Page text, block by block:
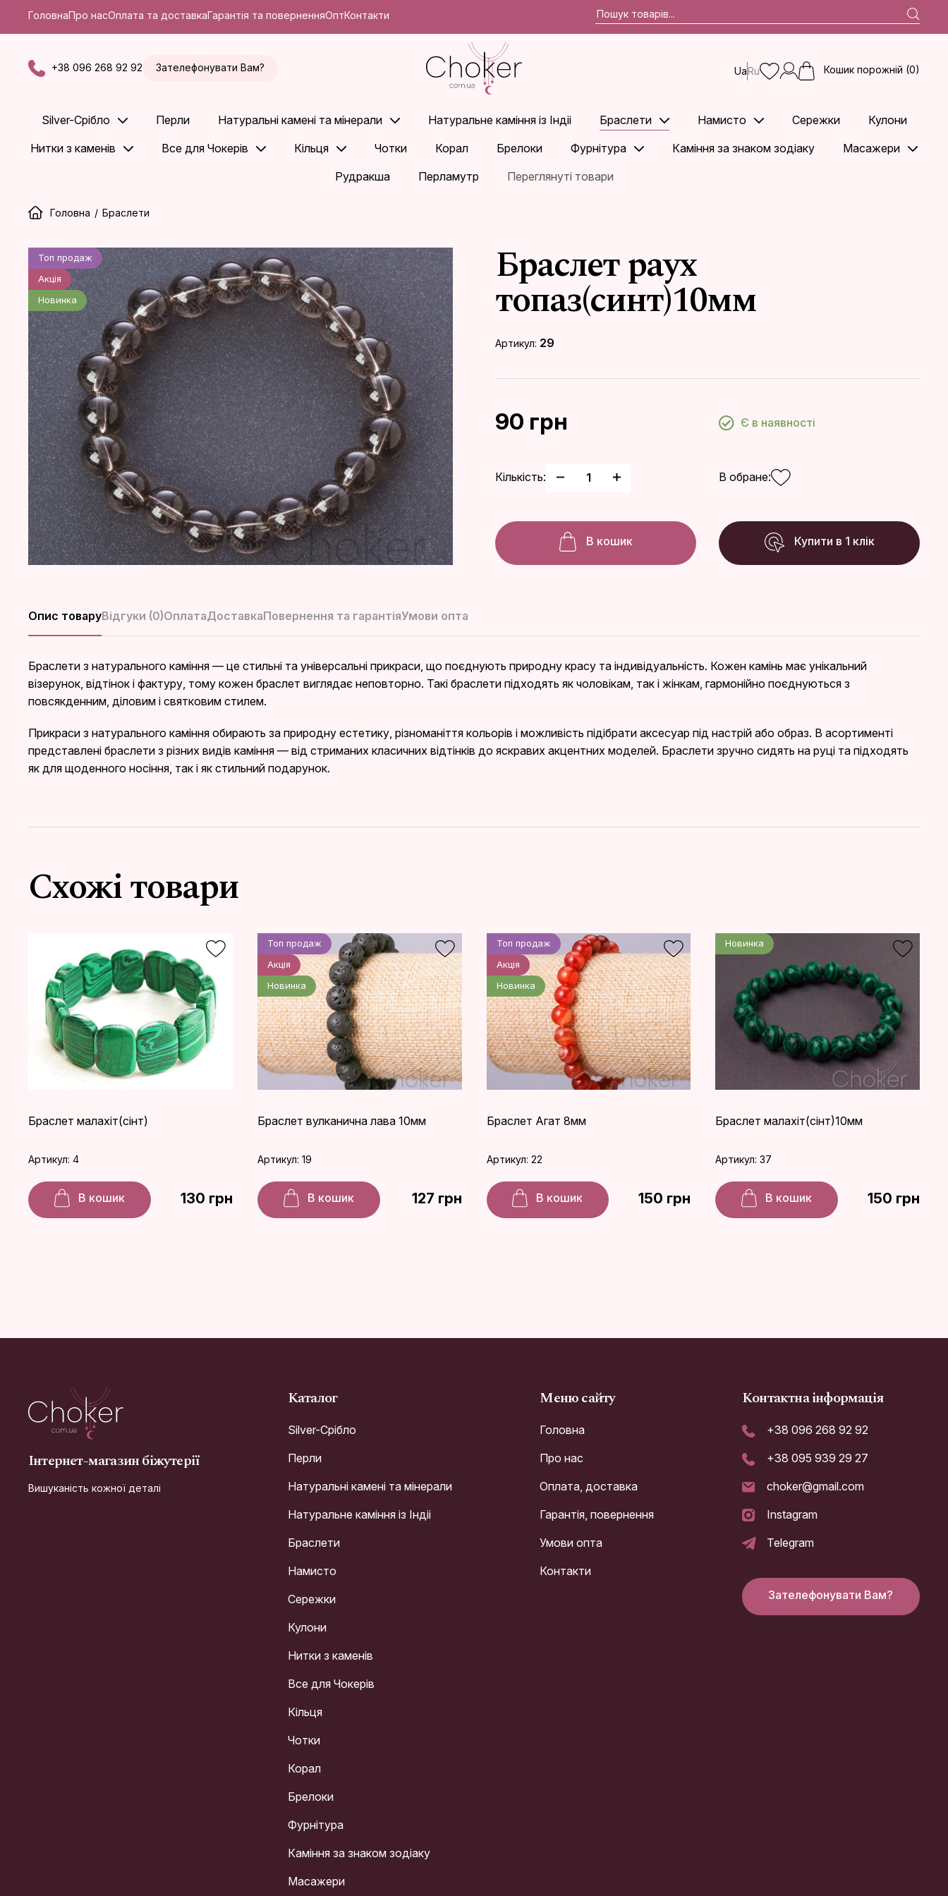
ГоловнаПро насОплата та доставкаГарантія та поверненняОптКонтакти
+38 096 268 92 92 Зателефонувати Вам? UaRu Кошик порожній (0)
Silver-Срібло Перли Натуральні камені та мінерали Натуральне каміння із Індіі Браслети Намисто Сережки
Кулони
Нитки з каменів
Все для Чокерів Кільця Чотки Корал Брелоки Фурнітура Каміння за знаком зодіаку
Масажери
Рудракша
Перламутр Переглянуті товари
Головна / Браслети
Топ продаж
Акція
Новинка
Браслет раух
топаз(синт)10мм
Артикул: 29
90 грн Є в наявності
Кількість: В обране:
В кошик Купити в 1 клік
Опис товаруВідгуки (0)ОплатаДоставкаПовернення та гарантіяУмови опта
Браслети з натурального каміння — це стильні та універсальні прикраси, що поєднують природну красу та індивідуальність. Кожен камінь має унікальний
візерунок, відтінок і фактуру, тому кожен браслет виглядає неповторно. Такі браслети підходять як чоловікам, так і жінкам, гармонійно поєднуються з
повсякденним, діловим і святковим стилем.
Прикраси з натурального каміння обирають за природну естетику, різноманіття кольорів і можливість підібрати аксесуар під настрій або образ. В асортименті
представлені браслети з різних видів каміння — від стриманих класичних відтінків до яскравих акцентних моделей. Браслети зручно сидять на руці та підходять
як для щоденного носіння, так і як стильний подарунок.
Схожі товари
Браслет малахіт(сінт)
Артикул: 4
В кошик 130 грн
Топ продаж
Акція
Новинка
Браслет вулканична лава 10мм
Артикул: 19
В кошик 127 грн
Топ продаж
Акція
Новинка
Браслет Агат 8мм
Артикул: 22
В кошик 150 грн
Новинка
Браслет малахіт(сінт)10мм
Артикул: 37
В кошик 150 грн
Інтернет-магазин біжутерії
Вишуканість кожної деталі
Каталог
Silver-Срібло
Перли
Натуральні камені та мінерали
Натуральне каміння із Індіі
Браслети
Намисто
Сережки
Кулони
Нитки з каменів
Все для Чокерів
Кільця
Чотки
Корал
Брелоки
Фурнітура
Каміння за знаком зодіаку
Масажери
Меню сайту
Головна
Про нас
Оплата, доставка
Гарантія, повернення
Умови опта
Контакти
Контактна інформація
+38 096 268 92 92
+38 095 939 29 27
choker@gmail.com
Instagram
Telegram
Зателефонувати Вам?